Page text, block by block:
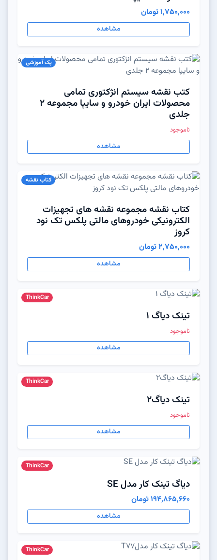
1,750,000 تومان
مشاهده
پک آموزشی
کتب نقشه سیستم انژکتوری تمامی
محصولات ایران خودرو و سایپا مجموعه 2
جلدی
ناموجود
مشاهده
کتاب نقشه
کتاب نقشه مجموعه نقشه های تجهیزات
الکترونیکی خودروهای مالتی پلکس تک نود
کروز
2,750,000 تومان
مشاهده
ThinkCar
تینک دیاگ ۱
ناموجود
مشاهده
ThinkCar
تینک دیاگ2
ناموجود
مشاهده
ThinkCar
دیاگ تینک کار مدل SE
194,865,660 تومان
مشاهده
ThinkCar